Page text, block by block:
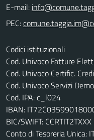
E-mail:
PEC:
Codici istituzionali
Cod. Univoco Fatture
Cod. Univoco Certific.
Cod. Univoco Servizi
Cod. IPA: c_l024
IBAN:
BIC/SWIFT: CCRTIT2TXXX
Conto di Tesoreria